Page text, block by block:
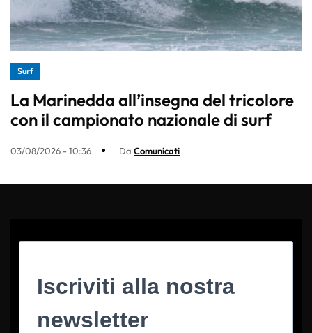
Surf
La Marinedda all’insegna del tricolore
con il campionato nazionale di surf
03/08/2026 - 10:36 Da Comunicati
Iscriviti alla nostra
newsletter